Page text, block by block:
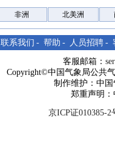
非洲 北美洲
联系我们 - 帮助 - 人员招聘 -
客服邮箱：
Copyright©中国气象局公共
制作维护：中
郑重声明
京ICP证010385-2